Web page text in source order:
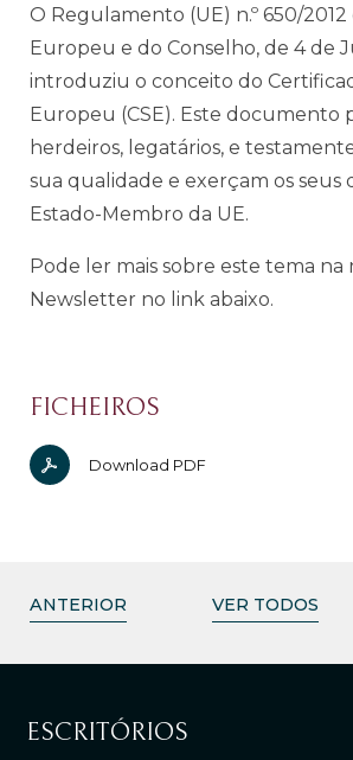
O Regulamento (UE) n.º 650/
Europeu e do Conselho, de 4 de
introduziu o conceito do
Europeu (CSE). Este documento
herdeiros, legatários, e
sua qualidade e exerçam os seus
Estado-Membro da UE.
Pode ler mais sobre este tema na
Newsletter no link abaixo.
FICHEIROS
Download PDF
ANTERIOR VER TODOS
ESCRITÓRIOS